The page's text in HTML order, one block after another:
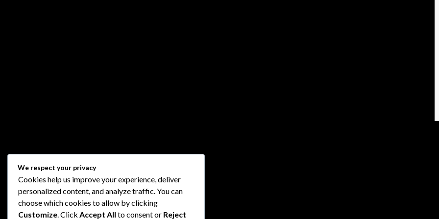
We respect your privacy
Cookies help us improve your experience, deliver
personalized content, and analyze traffic. You can
choose which cookies to allow by clicking
Customize. Click Accept All to consent or Reject